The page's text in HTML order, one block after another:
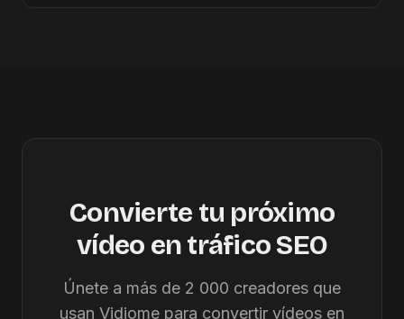
Convierte tu próximo
vídeo en tráfico SEO
Únete a más de 2 000 creadores que
usan Vidiome para convertir vídeos en